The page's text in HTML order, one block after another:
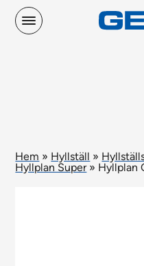
Hem » Hyllställ »
Hyllplan Super» Hyllplan